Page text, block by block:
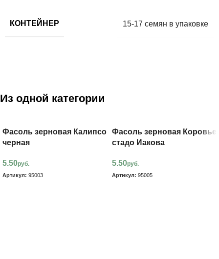
КОНТЕЙНЕР 15-17 семян в упаковке
Из одной категории
Фасоль зерновая Калипсо
черная
5.50руб.
Артикул: 95003
Фасоль зерновая Коровье
стадо Иакова
5.50руб.
Артикул: 95005